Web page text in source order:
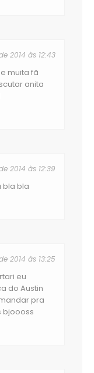
2014 às 13:25
eu
do Austin
pra
bjoooss
2014 às 12:39
bla bla
2014 às 12:43
muita fã
anita